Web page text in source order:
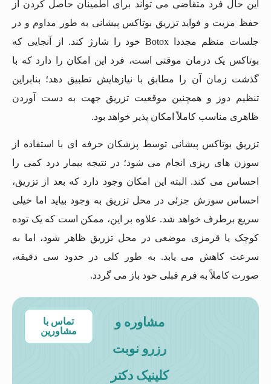
این حال فرد متقاضی می تواند برای اطمینان حاصل کردن از
حفظ مزیت و فواید تزریق بوتاکس پیشانی به طور مداوم و در
جلسات منظم مجددا Botox خود را شارژ کند. از آنجایی که
بوتاکس یک درمان موقتی است، فرد این امکان را دارد که با
گذشت زمان آن را مطابق با نیازهایش تطبیق دهد؛ بنابراین
تنظیم دوز و همچنین موقعیت تزریق جهت به دست آوردن
ظاهری مناسب کاملاً امکان پذیر خواهد بود.
تزریق بوتاکس پیشانی توسط پزشکان حرفه ای با استفاده از
سوزن های ریزی انجام می شود؛ در نتیجه بیمار درد کمی را
احساس می کند. البته این امکان وجود دارد که بعد از تزریق،
احساس سوزش جزئی در محل تزریق به وجود بیاید اما خیلی
سریع برطرف خواهد شد. علاوه بر این، ممکن است که یک توده
کوچک یا قرمزی موضعی در محل تزریق ظاهر شود، اما به
سرعت کاهش می یابد. به طور کلی در حدود سی دقیقه،
صورت کاملاً به فرم قبلی خود باز می گردد.
مشاوره و
رزرو نوبت
کلینیک دکتر
تماس با
مشاورین